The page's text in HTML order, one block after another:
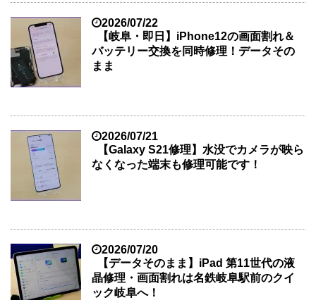
2026/07/22
【岐阜・即日】iPhone12の画面割れ＆
バッテリー交換を同時修理！データその
まま
2026/07/21
【Galaxy S21修理】水没でカメラが映ら
なくなった端末も修理可能です！
2026/07/20
【データそのまま】iPad 第11世代の液
晶修理・画面割れは名鉄岐阜駅前のクイ
ック岐阜へ！